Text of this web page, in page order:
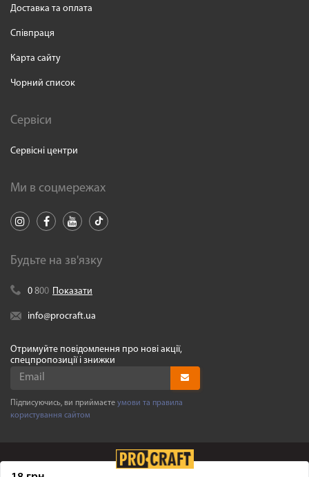
Доставка та оплата
Співпраця
Карта сайту
Чорний список
Сервіси
Сервісні центри
Ми в соцмережах
Будьте на зв'язку
0 800 Показати
info@procraft.ua
Отримуйте повідомлення про нові акції,
спецпропозиції і знижки
Підписуючись, ви приймаєте умови та правила
користування сайтом